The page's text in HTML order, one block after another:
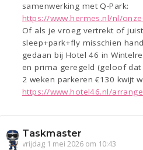
samenwerking met Q-Park:
https://www.hermes.nl/nl/
Of als je vroeg vertrekt of
sleep+park+fly misschien
gedaan bij Hotel 46 in
en prima geregeld (geloof
2 weken parkeren €130 kwijt
https://www.hotel46.nl/
Taskmaster
vrijdag 1 mei 2026 om 10:43